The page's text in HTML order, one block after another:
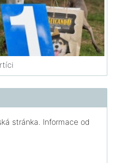
stránka. Informace od